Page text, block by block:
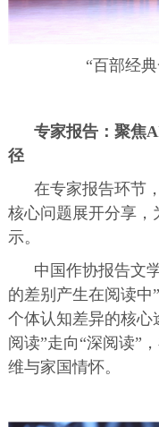
“百部经
专家报告：聚焦
径
在专家报告环节
核心问题展开分享，
示。
中国作协报告文
的差别产生在阅读中
个体认知差异的核心
阅读”走向“深阅读”
维与家国情怀。